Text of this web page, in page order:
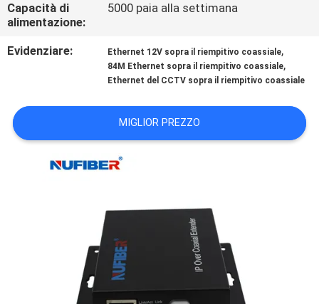
RICHIEDA
UNA
MAPPA
DEL
Capacità di
alimentazione:
5000 paia alla settimana
Evidenziare: Ethernet 12V sopra il riempitivo coassiale,
84M Ethernet sopra il riempitivo coassiale,
Ethernet del CCTV sopra il riempitivo coassiale
MIGLIOR PREZZO